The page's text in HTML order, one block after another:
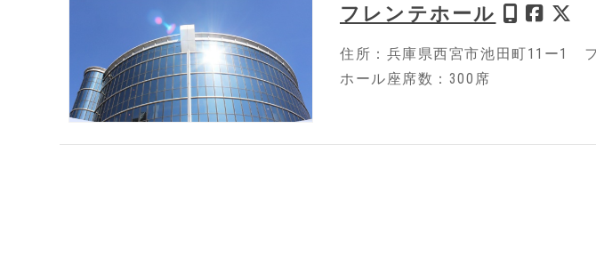
フレンテホール
住所：兵庫県西宮市池田町11ー1
ホール座席数：300席